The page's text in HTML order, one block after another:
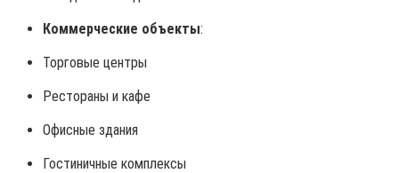
Коммерческие объекты:
Торговые центры
Рестораны и кафе
Офисные здания
Гостиничные комплексы